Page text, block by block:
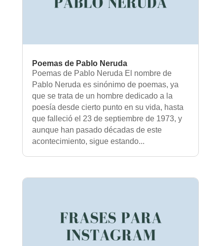
Poemas de Pablo Neruda
Poemas de Pablo Neruda El nombre de
Pablo Neruda es sinónimo de poemas, ya
que se trata de un hombre dedicado a la
poesía desde cierto punto en su vida, hasta
que falleció el 23 de septiembre de 1973, y
aunque han pasado décadas de este
acontecimiento, sigue estando...